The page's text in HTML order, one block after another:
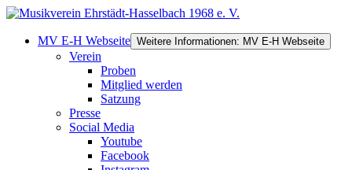
MV E-H Webseite Weitere Informationen: MV E-H Webseite
Verein
Proben
Mitglied werden
Satzung
Presse
Social Media
Youtube
Facebook